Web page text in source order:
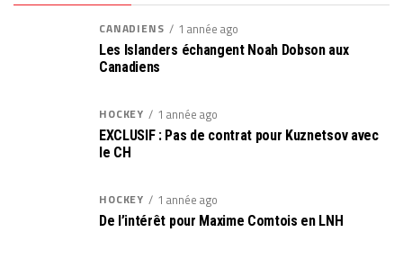
CANADIENS 1 année ago
Les Islanders échangent Noah Dobson aux
Canadiens
HOCKEY 1 année ago
EXCLUSIF : Pas de contrat pour Kuznetsov avec
le CH
HOCKEY 1 année ago
De l’intérêt pour Maxime Comtois en LNH